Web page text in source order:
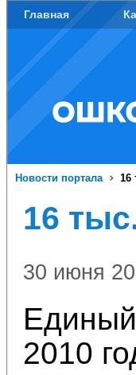
Главная
Новости портала 16
16
30 июня
2010